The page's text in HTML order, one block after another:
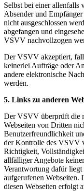
Selbst bei einer allenfalls
Absender und
nicht ausgeschlossen
abgefangen und
VSVV nachvollzogen
Der VSVV akzeptiert,
keinerlei Aufträge oder
andere elektronische
werden.
5. Links zu anderen
Der VSVV überprüft die
Webseiten von Dritten
Benutzerfreundlichkeit
der Kontrolle des VSVV
Richtigkeit,
allfälliger Angebote
Verantwortung dafür
aufgerufenen Webseiten.
diesen Webseiten erfolgt